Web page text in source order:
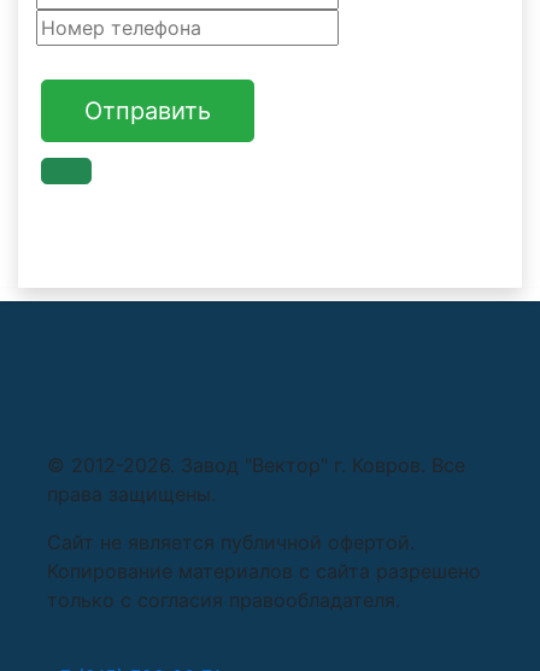
Отправить
© 2012-2026. Завод "Вектор" г. Ковров. Все
права защищены.
Сайт не является публичной офертой.
Копирование материалов c сайта разрешено
только с согласия правообладателя.